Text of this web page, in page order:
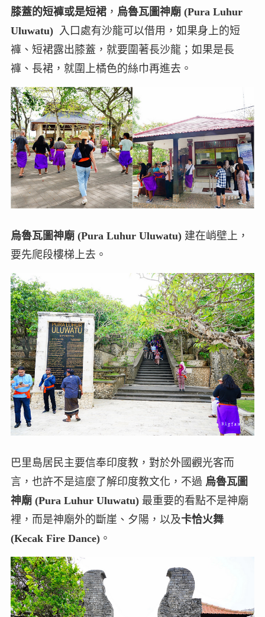
膝蓋的短褲或是短裙， 烏魯瓦圖神廟 (Pura Luhur
Uluwatu)入口處有沙龍可以借用，如果身上的短
褲、短裙露出膝蓋，就要圍著長沙龍；如果是長
褲、長裙，就圍上橘色的絲巾再進去。
烏魯瓦圖神廟 (Pura Luhur Uluwatu)建在峭壁上，
要先爬段樓梯上去。
巴里島居民主要信奉印度教，對於外國觀光客而
言，也許不是這麼了解印度教文化，不過 烏魯瓦圖
神廟 (Pura Luhur Uluwatu)最重要的看點不是神廟
裡，而是神廟外的斷崖、夕陽，以及卡恰火舞
(Kecak Fire Dance)。